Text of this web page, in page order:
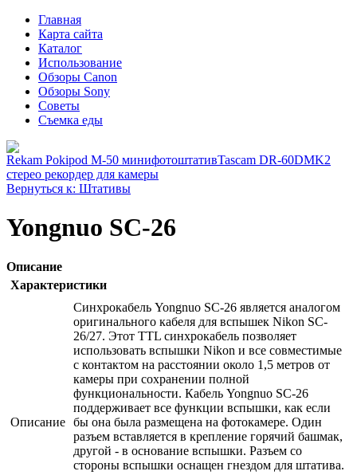
Главная
Карта сайта
Каталог
Использование
Обзоры Canon
Обзоры Sony
Советы
Съемка еды
Rekam Pokipod M-50 минифотоштативTascam DR-60DMK2
стерео рекордер для камеры
Вернуться к: Штативы
Yongnuo SC-26
Описание
Характеристики
Описание
Синхрокабель Yongnuo SC-26 является аналогом
оригинального кабеля для вспышек Nikon SC-
26/27. Этот TTL синхрокабель позволяет
использовать вспышки Nikon и все совместимые
с контактом на расстоянии около 1,5 метров от
камеры при сохранении полной
функциональности. Кабель Yongnuo SC-26
поддерживает все функции вспышки, как если
бы она была размещена на фотокамере. Один
разъем вставляется в крепление горячий башмак,
другой - в основание вспышки. Разъем со
стороны вспышки оснащен гнездом для штатива.